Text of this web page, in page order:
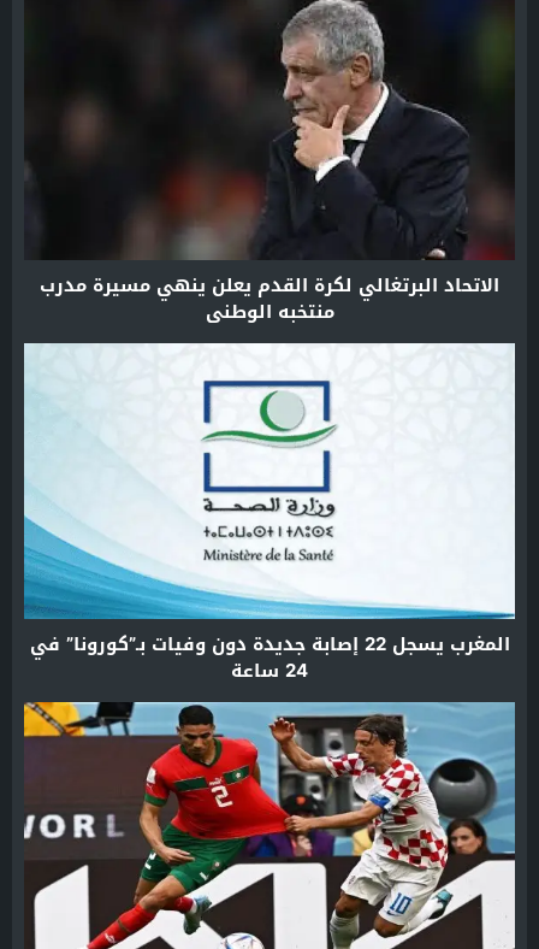
الاتحاد البرتغالي لكرة القدم يعلن ينهي مسيرة مدرب
منتخبه الوطني
المغرب يسجل 22 إصابة جديدة دون وفيات بـ”كورونا” في
24 ساعة